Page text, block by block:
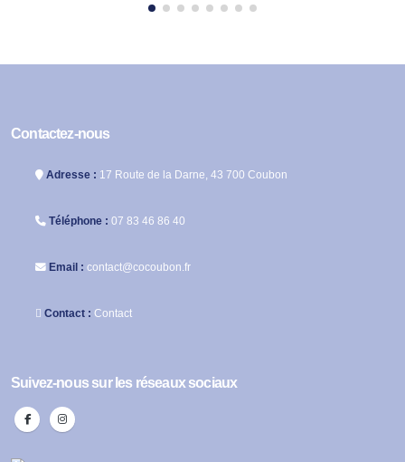
Contactez-nous
Adresse : 17 Route de la Darne, 43 700 Coubon
Téléphone : 07 83 46 86 40
Email : contact@cocoubon.fr
Contact : Contact
Suivez-nous sur les réseaux sociaux